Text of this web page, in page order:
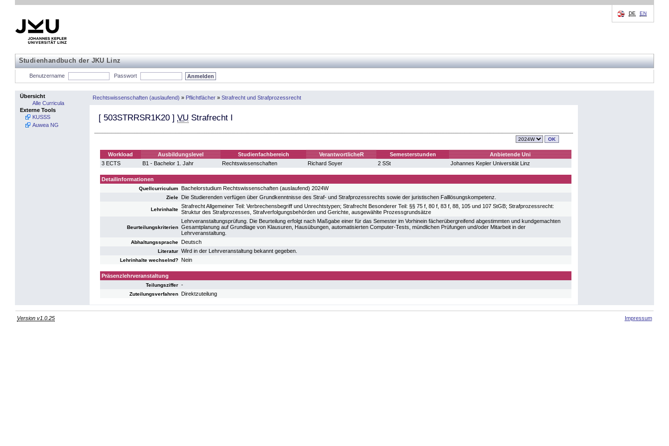
Studienhandbuch der JKU Linz
DE EN
Benutzername Passwort
Übersicht
Alle Curricula
Externe Tools
KUSSS
Auwea NG
Rechtswissenschaften (auslaufend) » Pflichtfächer » Strafrecht und Strafprozessrecht
[ 503STRRSR1K20 ] VU Strafrecht I
Workload Ausbildungslevel Studienfachbereich VerantwortlicheR Semesterstunden
Anbietende Uni
3 ECTS
B1 - Bachelor 1. Jahr Rechtswissenschaften Richard Soyer 2 SSt Johannes Kepler Universität Linz
Detailinformationen
Quellcurriculum Bachelorstudium Rechtswissenschaften (auslaufend) 2024W
Ziele Die Studierenden verfügen über Grundkenntnisse des Straf- und Strafprozessrechts sowie der juristischen Falllösungskompetenz.
Lehrinhalte
Strafrecht Allgemeiner Teil: Verbrechensbegriff und Unrechtstypen; Strafrecht Besonderer Teil: §§ 75 f, 80 f, 83 f, 88, 105 und 107 StGB; Strafprozessrecht:
Struktur des Strafprozesses, Strafverfolgungsbehörden und Gerichte, ausgewählte Prozessgrundsätze
Beurteilungskriterien
Lehrveranstaltungsprüfung. Die Beurteilung erfolgt nach Maßgabe einer für das Semester im Vorhinein fächerübergreifend abgestimmten und kundgemachten
Gesamtplanung auf Grundlage von Klausuren, Hausübungen, automatisierten Computer-Tests, mündlichen Prüfungen und/oder Mitarbeit in der
Lehrveranstaltung.
Abhaltungssprache Deutsch
Literatur Wird in der Lehrveranstaltung bekannt gegeben.
Lehrinhalte wechselnd? Nein
Präsenzlehrveranstaltung
Teilungsziffer -
Zuteilungsverfahren Direktzuteilung
Version v1.0.25 Impressum